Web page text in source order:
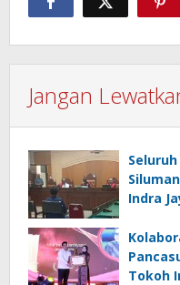
Jangan
Indra
Tokoh